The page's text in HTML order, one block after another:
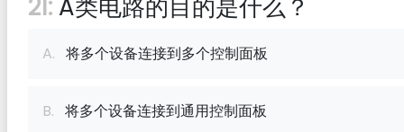
21: A类电路的目的是什么？
A. 将多个设备连接到多个控制面板
B. 将多个设备连接到通用控制面板